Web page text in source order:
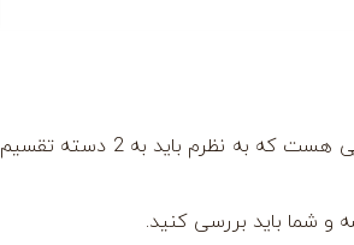
در مورد اصول نصب پنل های گچی نکات و اصول اجرایی هست که به نظرم باید به 2 دسته تقسیم
و شما باید بررسی کنید.